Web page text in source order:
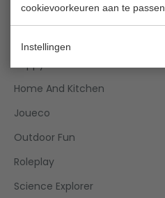
cookievoorkeuren aan te passen.
Instellingen
Games
Home And Kitchen
Joueco
Outdoor Fun
Roleplay
Science Explorer